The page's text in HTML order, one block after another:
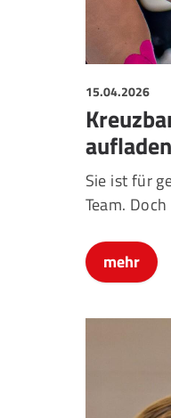
15.04.2026
aufladen
Sie ist für
Team.
mehr